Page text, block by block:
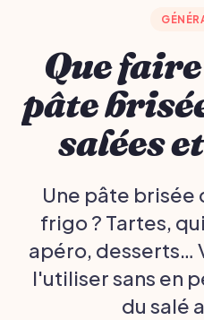
Que
pâte
salées
Une pâte brisée
frigo ? Tartes,
apéro, desserts…
l'utiliser sans en
du salé